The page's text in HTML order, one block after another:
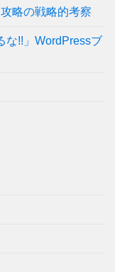
略の戦略的考察
な!!」WordPressブ